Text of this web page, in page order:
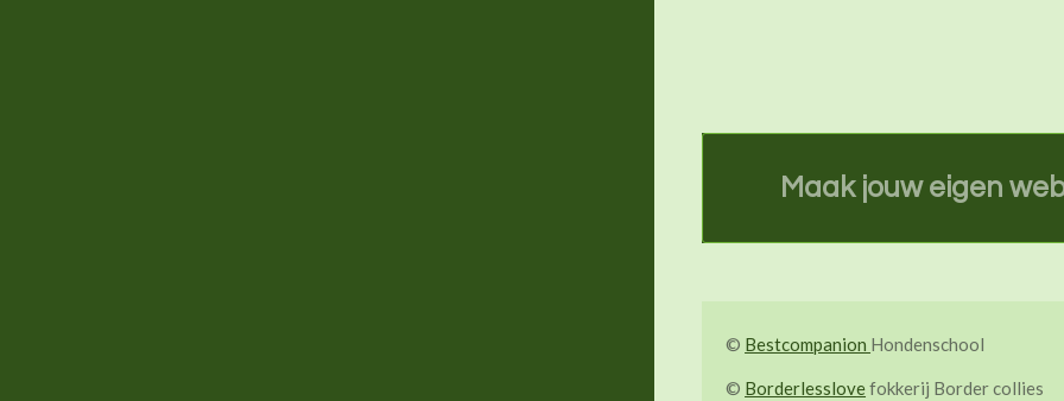
Maak jouw eigen
© Bestcompanion Hondenschool
© Borderlesslovefokkerij Border collies